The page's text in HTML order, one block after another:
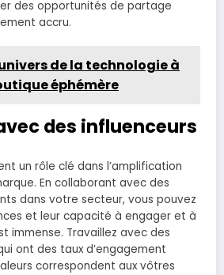
des opportunités de partage
accru.
de la technologie à
éphémère
des influenceurs
un rôle clé dans l’amplification
En collaborant avec des
dans votre secteur, vous pouvez
et leur capacité à engager et à
immense. Travaillez avec des
ont des taux d’engagement
correspondent aux vôtres